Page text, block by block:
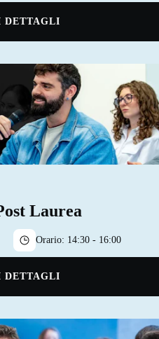
DETTAGLI
Laurea
Orario: 14:30 - 16:00
DETTAGLI